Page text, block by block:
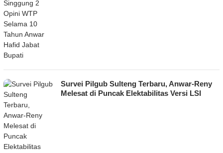
Survei Pilgub Sulteng Terbaru, Anwar-Reny
Melesat di Puncak Elektabilitas Versi LSI